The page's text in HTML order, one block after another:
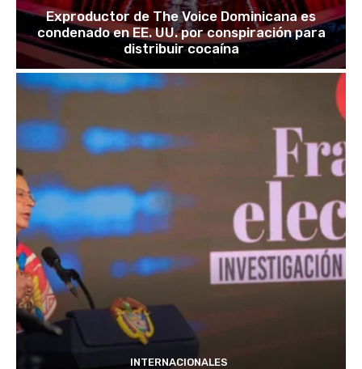
Exproductor de The Voice Dominicana es
condenado en EE. UU. por conspiración para
distribuir cocaína
INTERNACIONALES